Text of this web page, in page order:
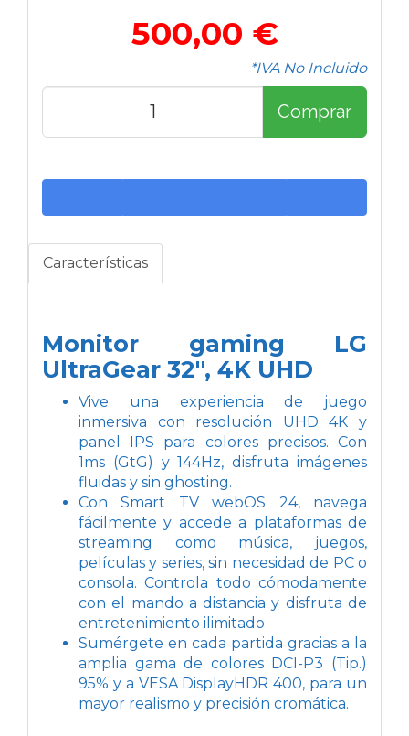
500,00 €
*IVA No Incluido
Comprar
Características
Monitor gaming LG
UltraGear 32'', 4K UHD
Vive una experiencia de juego
inmersiva con resolución UHD 4K y
panel IPS para colores precisos. Con
1ms (GtG) y 144Hz, disfruta imágenes
fluidas y sin ghosting.
Con Smart TV webOS 24, navega
fácilmente y accede a plataformas de
streaming como música, juegos,
películas y series, sin necesidad de PC o
consola. Controla todo cómodamente
con el mando a distancia y disfruta de
entretenimiento ilimitado
Sumérgete en cada partida gracias a la
amplia gama de colores DCI-P3 (Tip.)
95% y a VESA DisplayHDR 400, para un
mayor realismo y precisión cromática.